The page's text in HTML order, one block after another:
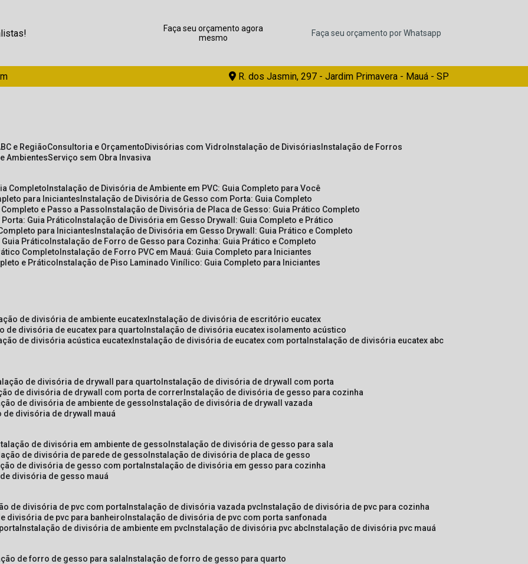
Faça seu orçamento agora
mesmo
Faça seu orçamento por Whatsapp
R. dos Jasmin, 297 - Jardim Primavera - Mauá - SP
e Região Consultoria e Orçamento Divisórias com Vidro Instalação de Divisórias Instalação de Forros
Ambientes Serviço sem Obra Invasiva
Completo Instalação de Divisória de Ambiente em PVC: Guia Completo para Você
para Iniciantes Instalação de Divisória de Gesso com Porta: Guia Completo
e Passo a Passo Instalação de Divisória de Placa de Gesso: Guia Prático Completo
Guia Prático Instalação de Divisória em Gesso Drywall: Guia Completo e Prático
para Iniciantes Instalação de Divisória em Gesso Drywall: Guia Prático e Completo
Prático Instalação de Forro de Gesso para Cozinha: Guia Prático e Completo
Completo Instalação de Forro PVC em Mauá: Guia Completo para Iniciantes
e Prático Instalação de Piso Laminado Vinílico: Guia Completo para Iniciantes
de divisória de ambiente eucatex instalação de divisória de escritório eucatex
de divisória de eucatex para quarto instalação de divisória eucatex isolamento acústico
de divisória acústica eucatex instalação de divisória de eucatex com porta instalação de divisória eucatex abc
de divisória de drywall para quarto instalação de divisória de drywall com porta
de divisória de drywall com porta de correr instalação de divisória de gesso para cozinha
de divisória de ambiente de gesso instalação de divisória de drywall vazada
de divisória de drywall mauá
de divisória em ambiente de gesso instalação de divisória de gesso para sala
de divisória de parede de gesso instalação de divisória de placa de gesso
de divisória de gesso com porta instalação de divisória em gesso para cozinha
divisória de gesso mauá
de divisória de pvc com porta instalação de divisória vazada pvc instalação de divisória de pvc para cozinha
divisória de pvc para banheiro instalação de divisória de pvc com porta sanfonada
instalação de divisória de ambiente em pvc instalação de divisória pvc abc instalação de divisória pvc mauá
de forro de gesso para sala instalação de forro de gesso para quarto